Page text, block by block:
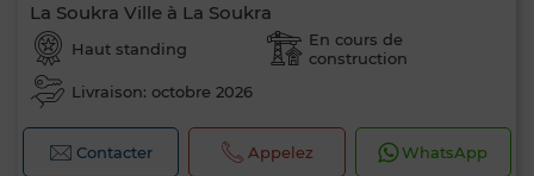
La Soukra Ville à La Soukra
Haut standing
En cours de
construction
Livraison: octobre 2026
Contacter Appelez WhatsApp